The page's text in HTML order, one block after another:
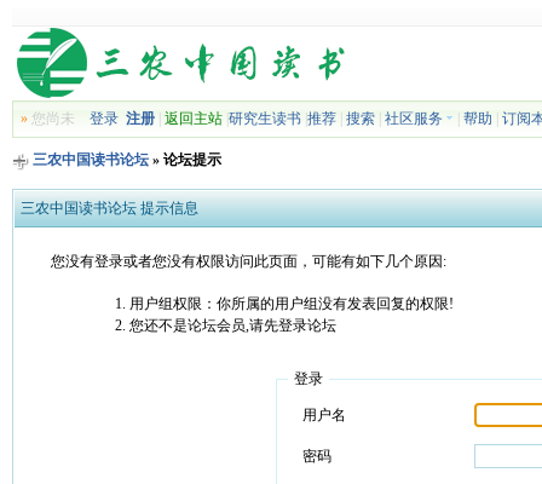
»您尚未 登录 注册| 返回主站| 研究生读书| 推荐| 搜索| 社区服务 帮助 订阅
三农中国读书论坛» 论坛提示
三农中国读书论坛 提示信息
您没有登录或者您没有权限访问此页面，可能有如下几个原因:
用户组权限：你所属的用户组没有发表回复的权限!
您还不是论坛会员,请先登录论坛
登录
用户名
密码